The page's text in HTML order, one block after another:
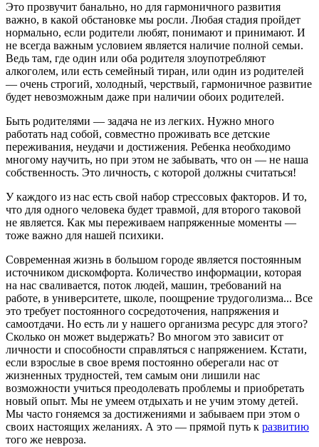
Это прозвучит банально, но для гармоничного развития
важно, в какой обстановке мы росли. Любая стадия пройдет
нормально, если родители любят, понимают и принимают. И
не всегда важным условием является наличие полной семьи.
Ведь там, где один или оба родителя злоупотребляют
алкоголем, или есть семейный тиран, или один из родителей
— очень строгий, холодный, черствый, гармоничное развитие
будет невозможным даже при наличии обоих родителей.
Быть родителями — задача не из легких. Нужно много
работать над собой, совместно проживать все детские
переживания, неудачи и достижения. Ребенка необходимо
многому научить, но при этом не забывать, что он — не наша
собственность. Это личность, с которой должны считаться!
У каждого из нас есть свой набор стрессовых факторов. И то,
что для одного человека будет травмой, для второго таковой
не является. Как мы переживаем напряженные моменты —
тоже важно для нашей психики.
Современная жизнь в большом городе является постоянным
источником дискомфорта. Количество информации, которая
на нас сваливается, поток людей, машин, требований на
работе, в университете, школе, поощрение трудоголизма... Все
это требует постоянного сосредоточения, напряжения и
самоотдачи. Но есть ли у нашего организма ресурс для этого?
Сколько он может выдержать? Во многом это зависит от
личности и способности справляться с напряжением. Кстати,
если взрослые в свое время постоянно оберегали нас от
жизненных трудностей, тем самым они лишили нас
возможности учиться преодолевать проблемы и приобретать
новый опыт. Мы не умеем отдыхать и не учим этому детей.
Мы часто гоняемся за достижениями и забываем при этом о
своих настоящих желаниях. А это — прямой путь к развитию
того же невроза.